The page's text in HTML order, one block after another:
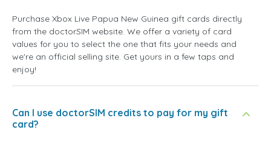
Purchase Xbox Live Papua New Guinea gift cards directly
from the doctorSIM website. We offer a variety of card
values for you to select the one that fits your needs and
we're an official selling site. Get yours in a few taps and
enjoy!
Can I use doctorSIM credits to pay for my gift
card?